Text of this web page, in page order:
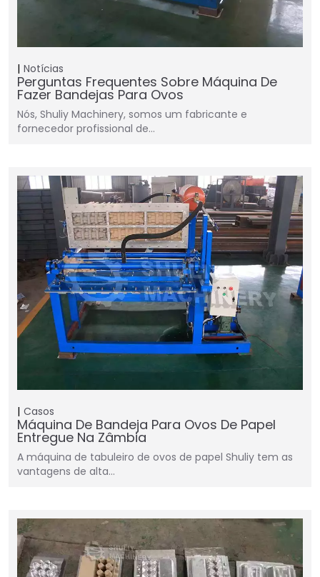
Notícias
Perguntas Frequentes Sobre Máquina De
Fazer Bandejas Para Ovos
Nós, Shuliy Machinery, somos um fabricante e
fornecedor profissional de…
Casos
Máquina De Bandeja Para Ovos De Papel
Entregue Na Zâmbia
A máquina de tabuleiro de ovos de papel Shuliy tem as
vantagens de alta…